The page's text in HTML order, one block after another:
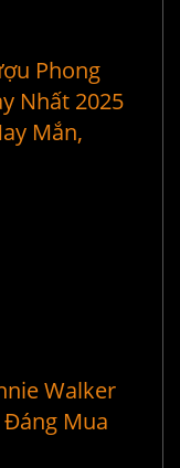
Phong
Nhất 2025
Mắn,
Walker
Đáng Mua